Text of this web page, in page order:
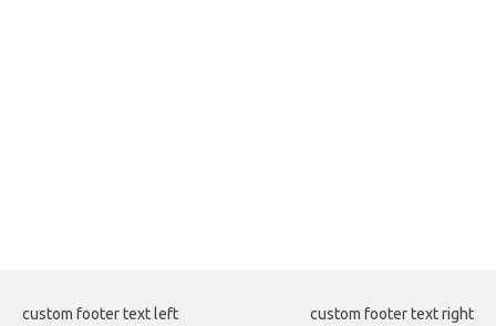
custom footer text left custom footer text right